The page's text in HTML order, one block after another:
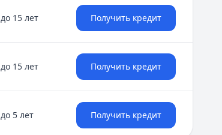
до 15 лет Получить кредит
до 15 лет Получить кредит
до 5 лет Получить кредит